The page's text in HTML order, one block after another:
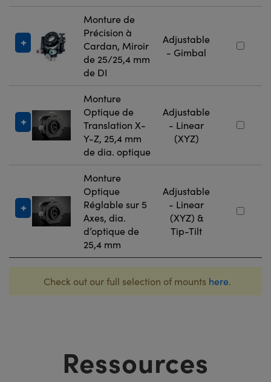
Monture de
Précision à
Cardan, Miroir
de 25/25,4 mm
de DI
Adjustable
- Gimbal
Monture
Optique de
Translation X-
Y-Z, 25,4 mm
de dia. optique
Adjustable
- Linear
(XYZ)
Monture
Optique
Réglable sur 5
Axes, dia.
d’optique de
25,4 mm
Adjustable
- Linear
(XYZ) &
Tip-Tilt
Check out our full selection of mounts here.
Ressources